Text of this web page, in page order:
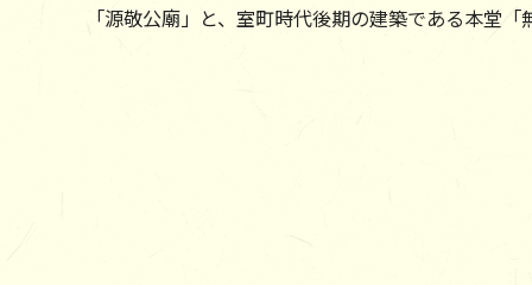
「源敬公廟」と、室町時代後期の建築である本堂